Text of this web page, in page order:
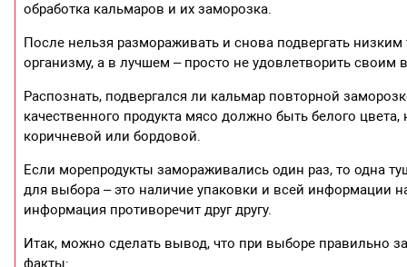
обработка кальмаров и их заморозка.
После нельзя размораживать и снова подвергать
организму, а в лучшем – просто не удовлетворить своим
Распознать, подвергался ли кальмар повторной
качественного продукта мясо должно быть белого
коричневой или бордовой.
Если морепродукты замораживались один раз, то одна
для выбора – это наличие упаковки и всей информации
информация противоречит друг другу.
Итак, можно сделать вывод, что при выборе правильно
факты: